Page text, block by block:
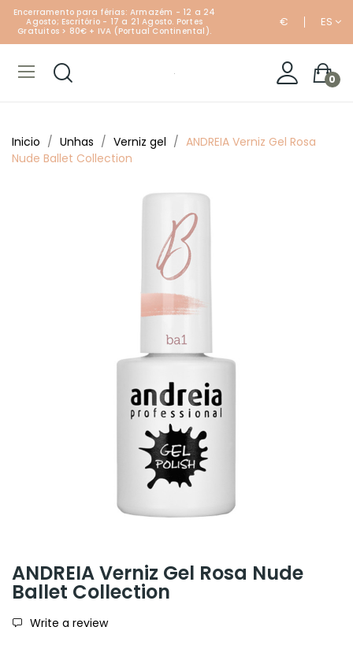
Encerramento para férias: Armazém - 12 a 24
Agosto; Escritório - 17 a 21 Agosto. Portes
Gratuitos > 80€ + IVA (Portual Continental).
€ ES
0
Inicio Unhas Verniz gel
ANDREIA Verniz Gel Rosa
Nude Ballet Collection
ANDREIA Verniz Gel Rosa Nude
Ballet Collection
Write a review